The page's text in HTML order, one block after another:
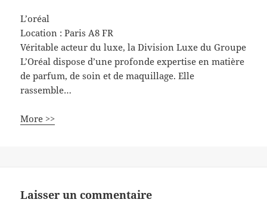
L’oréal
Location :Paris A8 FR
Véritable acteur du luxe, la Division Luxe du Groupe
L’Oréal dispose d’une profonde expertise en matière
de parfum, de soin et de maquillage. Elle
rassemble…
More >>
Laisser un commentaire